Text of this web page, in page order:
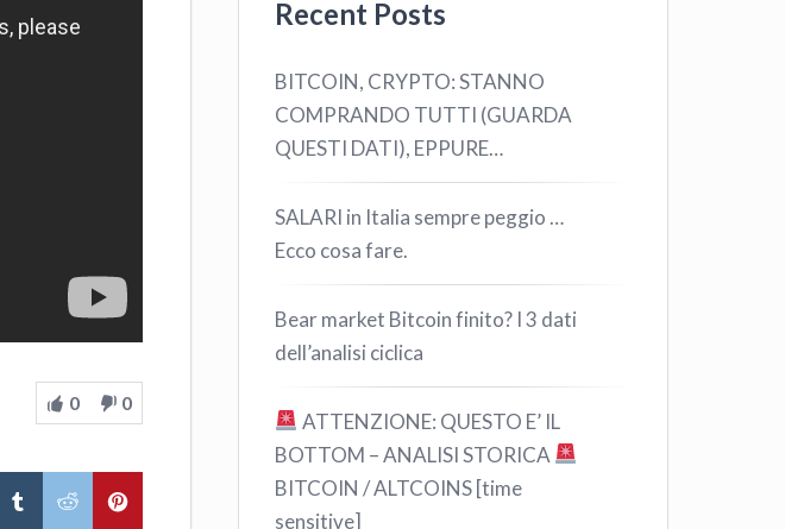
0 0
Recent Posts
BITCOIN, CRYPTO: STANNO
COMPRANDO TUTTI (GUARDA
QUESTI DATI), EPPURE…
SALARI in Italia sempre peggio …
Ecco cosa fare.
Bear market Bitcoin finito? I 3 dati
dell’analisi ciclica
ATTENZIONE: QUESTO E’ IL
BOTTOM – ANALISI STORICA
BITCOIN / ALTCOINS [time
sensitive]